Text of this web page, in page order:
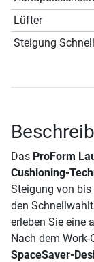
Lüfter
Steigung
Das ProForm
Cushioning-
Steigung von
den
erleben Sie eine
Nach dem
SpaceSaver-